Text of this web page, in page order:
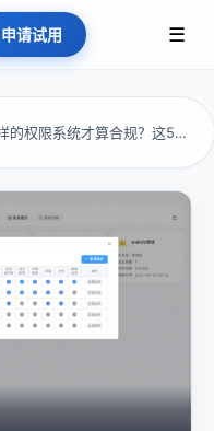
申请试用 ☰
什么样的权限系统才算合规？这5项标准别忽视